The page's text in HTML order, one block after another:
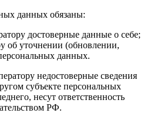
данных обязаны:
достоверные данные о себе;
об уточнении (обновлении,
данных.
недостоверные сведения
субъекте персональных
несут ответственность
РФ.